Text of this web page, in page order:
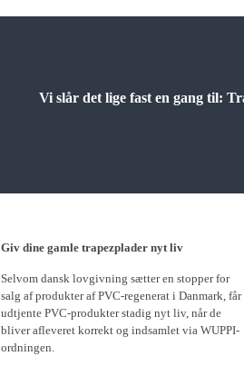
Vi slår det lige fast en gang til:
Giv dine gamle trapezplader nyt liv
Selvom dansk lovgivning sætter en stopper for
salg af produkter af PVC-regenerat i Danmark, får
udtjente PVC-produkter stadig nyt liv, når de
bliver afleveret korrekt og indsamlet via WUPPI-
ordningen.